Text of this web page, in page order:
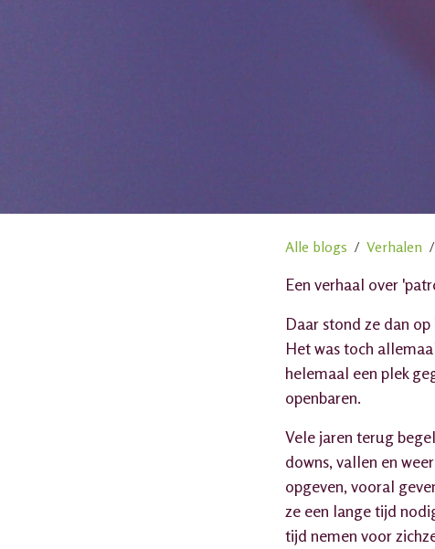
Alle blogs Verhalen
Een verhaal over
Daar stond ze dan
Het was toch
helemaal een plek
openbaren.
Vele jaren terug
downs, vallen en
opgeven, vooral
ze een lange tijd
tijd nemen voor